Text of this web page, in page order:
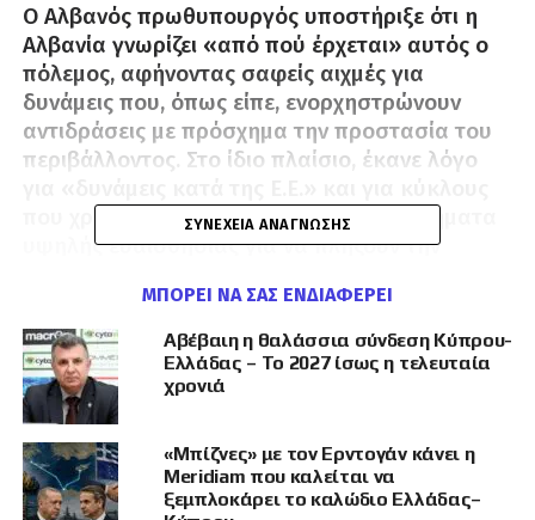
Ο Αλβανός πρωθυπουργός υποστήριξε ότι η
Αλβανία γνωρίζει «από πού έρχεται» αυτός ο
πόλεμος, αφήνοντας σαφείς αιχμές για
δυνάμεις που, όπως είπε, ενορχηστρώνουν
αντιδράσεις με πρόσχημα την προστασία του
περιβάλλοντος. Στο ίδιο πλαίσιο, έκανε λόγο
που χρησιμοποιούν περιβαλλοντικά ζητήματα
υψηλής ευαισθησίας για να πλήξουν την
Η πιο προκλητική αναφορά του ήταν η
σύνδεση αυτών των αντιδράσεων με τη Χρυσή
Αυγή στην Ελλάδα. Ο Ράμα μίλησε για
«αδέρφια της Χρυσής Αυγής» που, όπως
ισχυρίστηκε, ενώνονται με αλβανικούς
κύκλους και δρουν στο όνομα της Αλβανίας
και των Αλβανών, φορώντας δήθεν πατριωτικό
ΣΥΝΈΧΕΙΑ ΑΝΆΓΝΩΣΗΣ
ΜΠΟΡΕΊ ΝΑ ΣΑΣ ΕΝΔΙΑΦΈΡΕΙ
Αβέβαιη η θαλάσσια σύνδεση Κύπρου-
Ελλάδας – Το 2027 ίσως η τελευταία
χρονιά
«Μπίζνες» με τον Ερντογάν κάνει η
Meridiam που καλείται να
ξεμπλοκάρει το καλώδιο Ελλάδας–